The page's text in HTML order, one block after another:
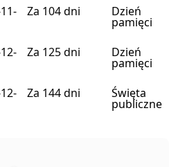
Za 104 dni Dzień
pamięci
Za 125 dni Dzień
pamięci
Za 144 dni Święta
publiczne